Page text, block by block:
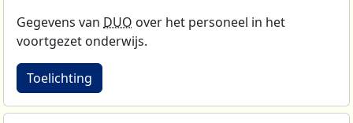
Gegevens van DUO over het personeel in het
voortgezet onderwijs.
Toelichting